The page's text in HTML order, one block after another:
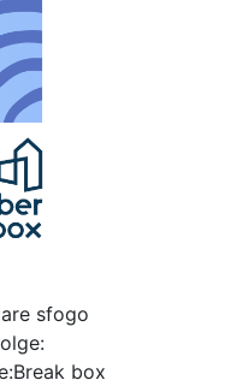
sfogo
box